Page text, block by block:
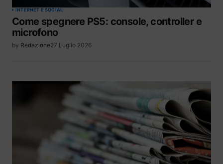
INTERNET E SOCIAL
Come spegnere PS5: console, controller e
microfono
by Redazione27 Luglio 2026